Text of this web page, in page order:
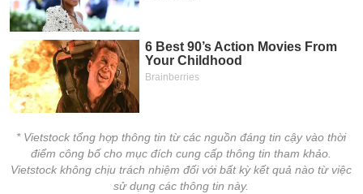
* Vietstock tổng hợp thông tin từ các nguồn đáng tin cậy vào thời
điểm công bố cho mục đích cung cấp thông tin tham khảo.
Vietstock không chịu trách nhiệm đối với bất kỳ kết quả nào từ việc
sử dụng các thông tin này.